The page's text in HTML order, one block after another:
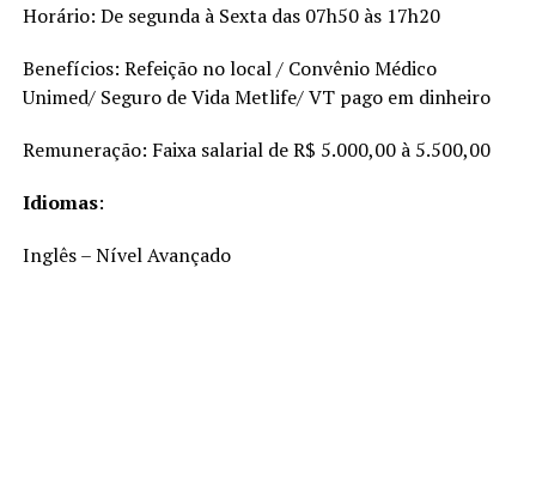
Horário: De segunda à Sexta das 07h50 às 17h20
Benefícios: Refeição no local / Convênio Médico
Unimed/ Seguro de Vida Metlife/ VT pago em dinheiro
Remuneração: Faixa salarial de R$ 5.000,00 à 5.500,00
Idiomas:
Inglês – Nível Avançado